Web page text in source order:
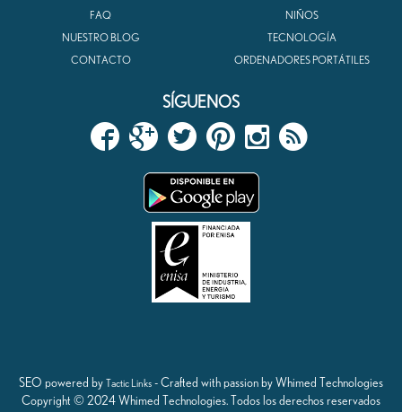
FAQ
NUESTRO BLOG
CONTACTO
NIÑOS
TECNOLOGÍA
ORDENADORES PORTÁTILES
SÍGUENOS
SEO powered by Tactic Links - Crafted with passion by Whimed Technologies
Copyright © 2024 Whimed Technologies. Todos los derechos reservados